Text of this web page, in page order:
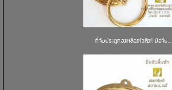
ที่จับประตูทองเหลืองหัวสิงห์ มือจับ...